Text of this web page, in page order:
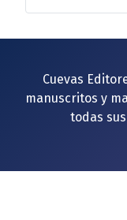
Cuevas
manuscritos y
todas